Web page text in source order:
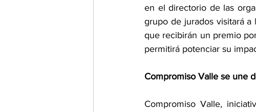
en el directorio de las
grupo de jurados visitará a
que recibirán un premio
permitirá potenciar su
Compromiso Valle se une
Compromiso Valle,